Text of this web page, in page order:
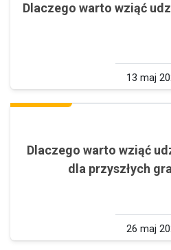
Dlaczego warto wziąć
13 maj
Dlaczego warto wziąć
dla przyszłych
26 maj